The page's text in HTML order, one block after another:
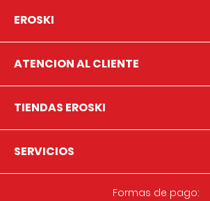
EROSKI
ATENCION AL CLIENTE
TIENDAS EROSKI
SERVICIOS
Formas de pago: